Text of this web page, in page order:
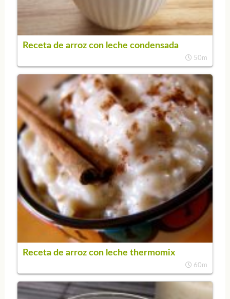
Receta de arroz con leche condensada
50m
Receta de arroz con leche thermomix
60m